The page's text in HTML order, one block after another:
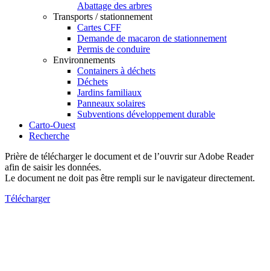
Abattage des arbres
Transports / stationnement
Cartes CFF
Demande de macaron de stationnement
Permis de conduire
Environnements
Containers à déchets
Déchets
Jardins familiaux
Panneaux solaires
Subventions développement durable
Carto-Ouest
Recherche
Prière de télécharger le document et de l’ouvrir sur Adobe Reader
afin de saisir les données.
Le document ne doit pas être rempli sur le navigateur directement.
Télécharger